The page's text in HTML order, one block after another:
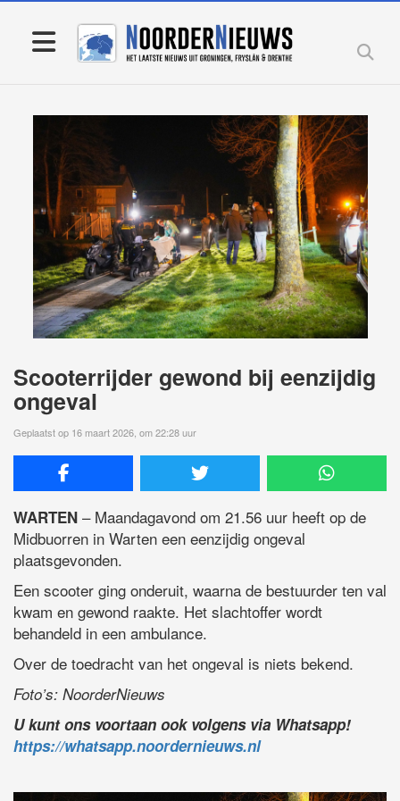
Scooterrijder gewond bij eenzijdig
ongeval
Geplaatst op 16 maart 2026, om 22:28 uur
WARTEN – Maandagavond om 21.56 uur heeft op de
Midbuorren in Warten een eenzijdig ongeval
plaatsgevonden.
Een scooter ging onderuit, waarna de bestuurder ten val
kwam en gewond raakte. Het slachtoffer wordt
behandeld in een ambulance.
Over de toedracht van het ongeval is niets bekend.
Foto’s: NoorderNieuws
U kunt ons voortaan ook volgens via Whatsapp!
https://whatsapp.noordernieuws.nl